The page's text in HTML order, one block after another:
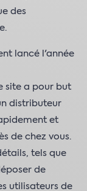
des
lancé l'année
site a pour but
distributeur
et
de chez vous.
tels que
de
utilisateurs de